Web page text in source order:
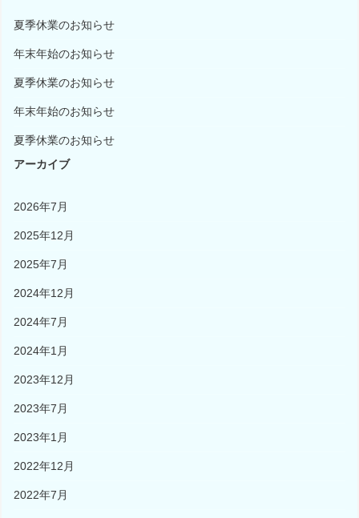
ン
夏季休業のお知らせ
年末年始のお知らせ
夏季休業のお知らせ
年末年始のお知らせ
夏季休業のお知らせ
アーカイブ
2026年7月
2025年12月
2025年7月
2024年12月
2024年7月
2024年1月
2023年12月
2023年7月
2023年1月
2022年12月
2022年7月